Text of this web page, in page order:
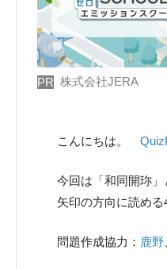
PR 株式会社JERA
こんにちは。
今回は「和同開珎」
矢印の方向に読める
問題作成協力： 鹿野